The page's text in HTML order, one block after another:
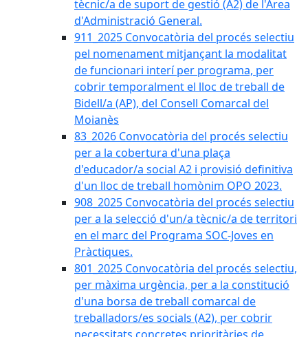
tècnic/a de suport de gestió (A2) de l'Àrea
d'Administració General.
911_2025 Convocatòria del procés selectiu
pel nomenament mitjançant la modalitat
de funcionari interí per programa, per
cobrir temporalment el lloc de treball de
Bidell/a (AP), del Consell Comarcal del
Moianès
83_2026 Convocatòria del procés selectiu
per a la cobertura d'una plaça
d'educador/a social A2 i provisió definitiva
d'un lloc de treball homònim OPO 2023.
908_2025 Convocatòria del procés selectiu
per a la selecció d'un/a tècnic/a de territori
en el marc del Programa SOC-Joves en
Pràctiques.
801_2025 Convocatòria del procés selectiu,
per màxima urgència, per a la constitució
d'una borsa de treball comarcal de
treballadors/es socials (A2), per cobrir